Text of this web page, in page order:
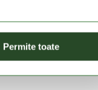
Permite toate